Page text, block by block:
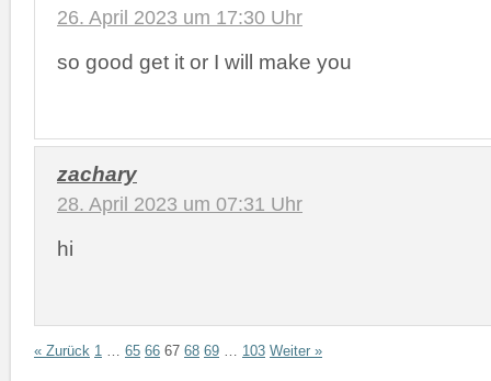
26. April 2023 um 17:30 Uhr
so good get it or I will make you
zachary
28. April 2023 um 07:31 Uhr
hi
« Zurück 1 … 65 66 67 68 69 … 103 Weiter »